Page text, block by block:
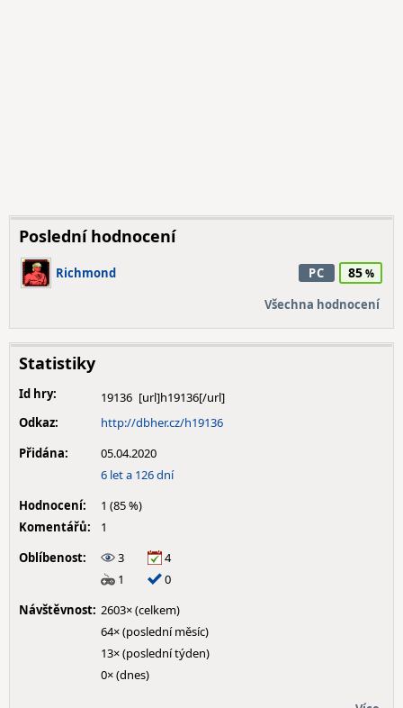
Poslední hodnocení
Richmond PC 85
Všechna hodnocení
Statistiky
Id hry:
19136
Odkaz:
http://dbher.cz/h19136
Přidána:
05.04.2020
6 let a 126 dní
Hodnocení:
1 (85 %)
Komentářů:
1
Oblíbenost:
3
4
1
0
Návštěvnost: 2603× (celkem)
64× (poslední měsíc)
13× (poslední týden)
0× (dnes)